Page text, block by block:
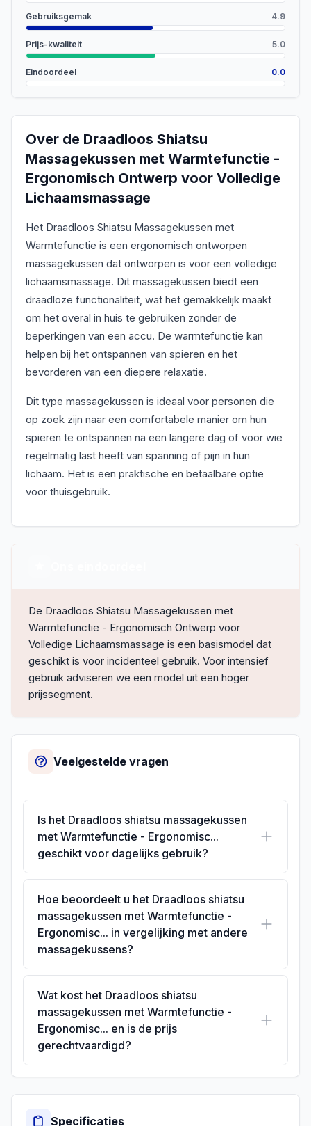
Gebruiksgemak 4.9
Prijs-kwaliteit 5.0
Eindoordeel 0.0
Over de Draadloos Shiatsu
Massagekussen met Warmtefunctie -
Ergonomisch Ontwerp voor Volledige
Lichaamsmassage
Het Draadloos Shiatsu Massagekussen met
Warmtefunctie is een ergonomisch ontworpen
massagekussen dat ontworpen is voor een volledige
lichaamsmassage. Dit massagekussen biedt een
draadloze functionaliteit, wat het gemakkelijk maakt
om het overal in huis te gebruiken zonder de
beperkingen van een accu. De warmtefunctie kan
helpen bij het ontspannen van spieren en het
bevorderen van een diepere relaxatie.
Dit type massagekussen is ideaal voor personen die
op zoek zijn naar een comfortabele manier om hun
spieren te ontspannen na een langere dag of voor wie
regelmatig last heeft van spanning of pijn in hun
lichaam. Het is een praktische en betaalbare optie
voor thuisgebruik.
De Draadloos Shiatsu Massagekussen met
Warmtefunctie - Ergonomisch Ontwerp voor
Volledige Lichaamsmassage is een basismodel dat
geschikt is voor incidenteel gebruik. Voor intensief
gebruik adviseren we een model uit een hoger
prijssegment.
Veelgestelde vragen
Is het Draadloos shiatsu massagekussen
met Warmtefunctie - Ergonomisc...
geschikt voor dagelijks gebruik?
Hoe beoordeelt u het Draadloos shiatsu
massagekussen met Warmtefunctie -
Ergonomisc... in vergelijking met andere
massagekussens?
Wat kost het Draadloos shiatsu
massagekussen met Warmtefunctie -
Ergonomisc... en is de prijs
gerechtvaardigd?
Specificaties